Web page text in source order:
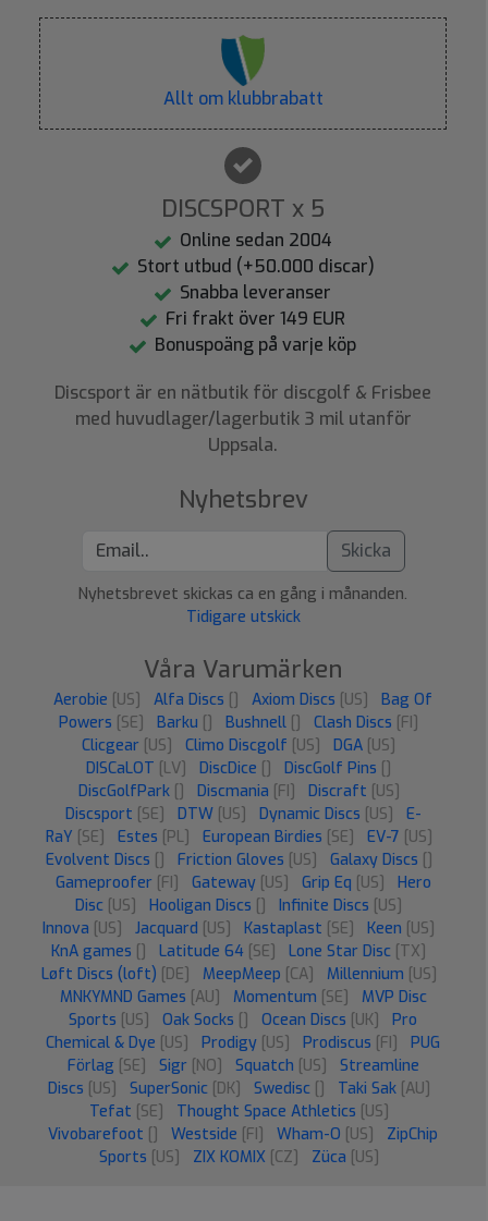
Allt om klubbrabatt
DISCSPORT x 5
Online sedan 2004
Stort utbud (+50.000 discar)
Snabba leveranser
Fri frakt över 149 EUR
Bonuspoäng på varje köp
Discsport är en nätbutik för discgolf & Frisbee
med huvudlager/lagerbutik 3 mil utanför
Uppsala.
Nyhetsbrev
Skicka
Nyhetsbrevet skickas ca en gång i månanden.
Tidigare utskick
Våra Varumärken
Aerobie [US] Alfa Discs Axiom Discs [US]
Bag Of
Powers [SE] Barku Bushnell Clash Discs [FI]
Clicgear [US] Climo Discgolf [US] DGA [US]
DISCaLOT [LV] DiscDice DiscGolf Pins
DiscGolfPark
Discmania [FI] Discraft [US]
Discsport [SE] DTW [US] Dynamic Discs [US]
E-
RaY [SE] Estes [PL] European Birdies [SE] EV-7 [US]
Evolvent Discs
Friction Gloves [US] Galaxy Discs
Gameproofer [FI] Gateway [US] Grip Eq [US]
Hero
Disc [US] Hooligan Discs Infinite Discs [US]
Innova [US] Jacquard [US] Kastaplast [SE] Keen [US]
KnA games
Latitude 64 [SE] Lone Star Disc [TX]
Løft Discs (loft) [DE] MeepMeep [CA] Millennium [US]
MNKYMND Games [AU] Momentum [SE]
MVP Disc
Sports [US] Oak Socks Ocean Discs [UK]
Pro
Chemical & Dye [US] Prodigy [US] Prodiscus [FI]
PUG
Förlag [SE] Sigr [NO] Squatch [US]
Streamline
Discs [US] SuperSonic [DK] Swedisc Taki Sak [AU]
Tefat [SE] Thought Space Athletics [US]
Vivobarefoot
Westside [FI] Wham-O [US]
ZipChip
Sports [US] ZIX KOMIX [CZ] Züca [US]